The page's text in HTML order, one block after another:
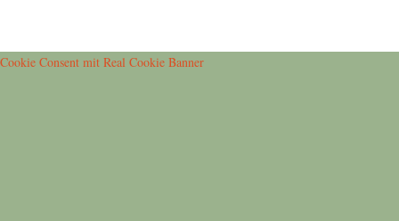
Cookie Consent mit Real Cookie Banner